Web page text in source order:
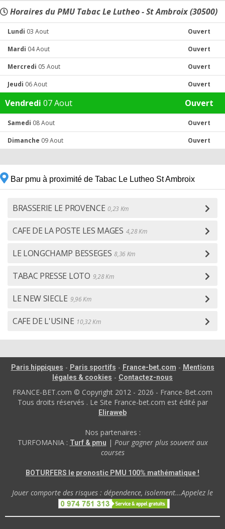
Horaires du PMU Tabac Le Lutheo - St Ambroix (30500)
Lundi 03 Aout Ouvert
Mardi 04 Aout Ouvert
Mercredi 05 Aout Ouvert
Jeudi 06 Aout Ouvert
Vendredi 07 Aout Ouvert
Samedi 08 Aout Ouvert
Dimanche 09 Aout Ouvert
Bar pmu à proximité de Tabac Le Lutheo St Ambroix
BRASSERIE LE PROVENCE 0,23 Km
CAFE DE LA POSTE LES MAGES 4,28 Km
LE LONGCHAMP BESSEGES 8,36 Km
TABAC PRESSE LOTO 9,28 Km
LE NEW SIECLE 9,96 Km
CAFE DE L'USINE 10,32 Km
Paris hippiques - Paris sportifs - France-bet.com - Mentions
légales & cookies - Contactez-nous
FRANCE-BET.com © Copyright 2012 - 2026 - France-Bet.com
Tous droits réservés . Le Site France-bet.com est édité par
Eliraweb
Nos partenaires :
TURFOMANIA : Turf & pmu | Pour gagner plus souvent aux
courses
BOTURFERS le pronostic PMU 100% mathématique !
Jouer comporte des risques : dépendence, isolement...Appelez le